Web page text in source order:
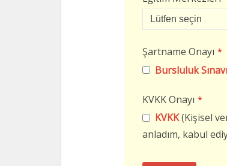
Şartname Onayı *
Bursluluk
KVKK Onayı *
KVKK(Kişisel
anladım, kabul